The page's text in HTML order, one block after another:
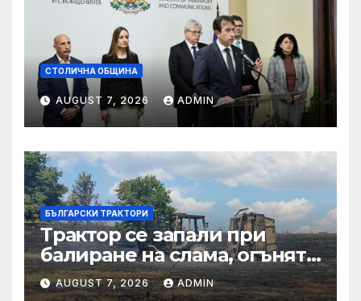
СТОЛИЧНА ОБЩИНА
AUGUST 7, 2026 ADMIN
БЪЛГАРСКИ ТРАКТОРИ
Трактор се запали при
балиране на слама, огънят
засегна гора – Новини
AUGUST 7, 2026 ADMIN